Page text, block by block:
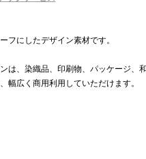
フにしたデザイン素材です。
は、染織品、印刷物、パッケージ、
幅広く商用利用していただけます。